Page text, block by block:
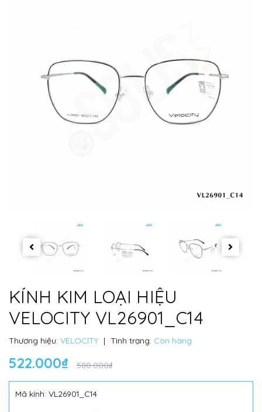
KÍNH KIM LOẠI HIỆU
VELOCITY VL26901_C14
Thương hiệu: VELOCITY | Tình trạng: Còn hàng
522.000₫ 580.000₫
Mã kính: VL26901_C14